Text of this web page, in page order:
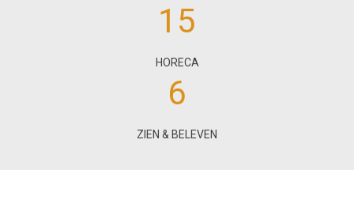
15
HORECA
6
ZIEN & BELEVEN